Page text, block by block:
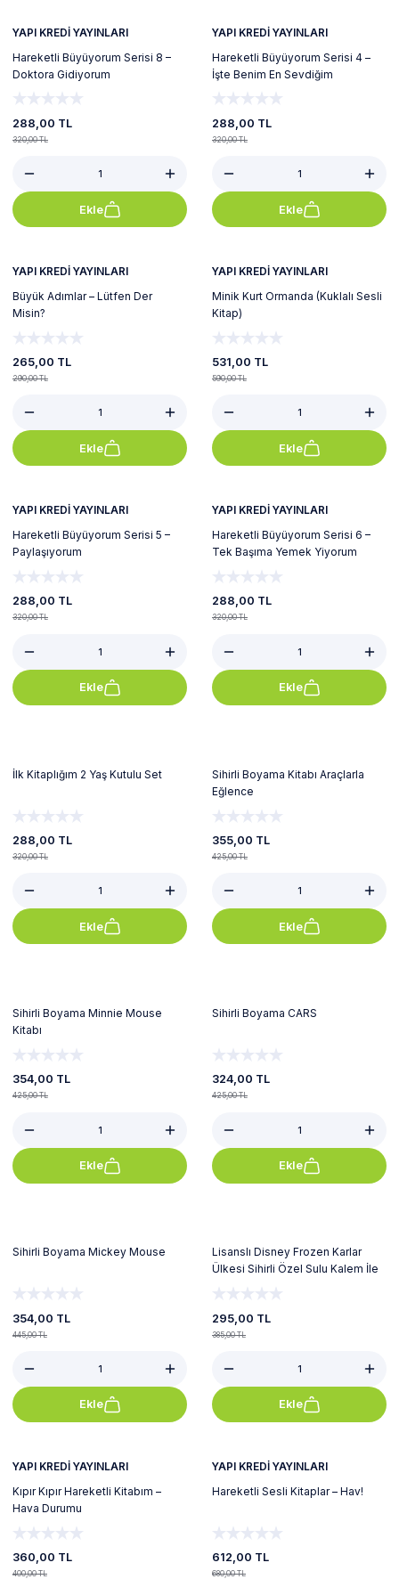
YAPI KREDİ YAYINLARI
Hareketli Büyüyorum Serisi 8 –
Doktora Gidiyorum
288,00 TL
320,00 TL
Ekle
YAPI KREDİ YAYINLARI
Hareketli Büyüyorum Serisi 4 –
İşte Benim En Sevdiğim
Oyuncağım
288,00 TL
320,00 TL
Ekle
YAPI KREDİ YAYINLARI
Büyük Adımlar – Lütfen Der
Misin?
265,00 TL
290,00 TL
Ekle
YAPI KREDİ YAYINLARI
Minik Kurt Ormanda (Kuklalı Sesli
Kitap)
531,00 TL
590,00 TL
Ekle
YAPI KREDİ YAYINLARI
Hareketli Büyüyorum Serisi 5 –
Paylaşıyorum
288,00 TL
320,00 TL
Ekle
YAPI KREDİ YAYINLARI
Hareketli Büyüyorum Serisi 6 –
Tek Başıma Yemek Yiyorum
288,00 TL
320,00 TL
Ekle
İlk Kitaplığım 2 Yaş Kutulu Set
288,00 TL
320,00 TL
Ekle
Sihirli Boyama Kitabı Araçlarla
Eğlence
355,00 TL
425,00 TL
Ekle
Sihirli Boyama Minnie Mouse
Kitabı
354,00 TL
425,00 TL
Ekle
Sihirli Boyama CARS
324,00 TL
425,00 TL
Ekle
Sihirli Boyama Mickey Mouse
354,00 TL
445,00 TL
Ekle
Lisanslı Disney Frozen Karlar
Ülkesi Sihirli Özel Sulu Kalem İle
Boyama Kitabı
295,00 TL
385,00 TL
Ekle
YAPI KREDİ YAYINLARI
Kıpır Kıpır Hareketli Kitabım –
Hava Durumu
360,00 TL
400,00 TL
YAPI KREDİ YAYINLARI
Hareketli Sesli Kitaplar – Hav!
612,00 TL
680,00 TL